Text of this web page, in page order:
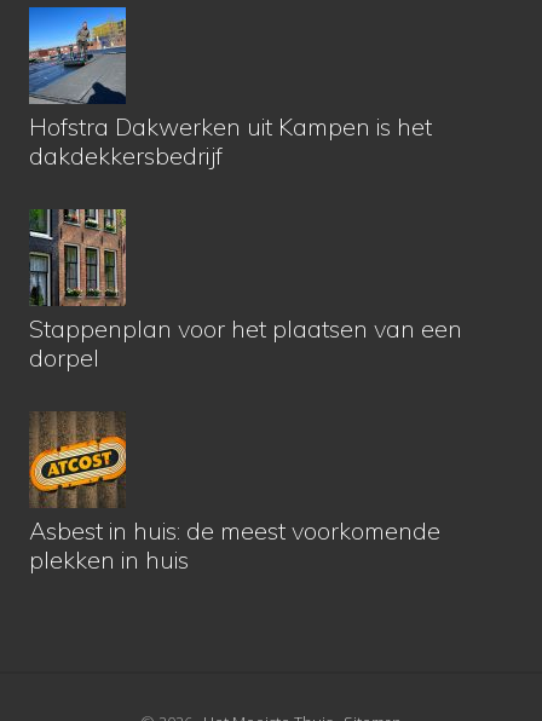
Hofstra Dakwerken uit Kampen is het
dakdekkersbedrijf
Stappenplan voor het plaatsen van een
dorpel
Asbest in huis: de meest voorkomende
plekken in huis